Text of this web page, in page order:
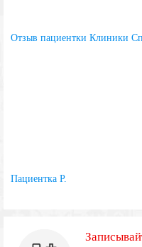
Отзыв пациентки Клиники
Пациентка Р.